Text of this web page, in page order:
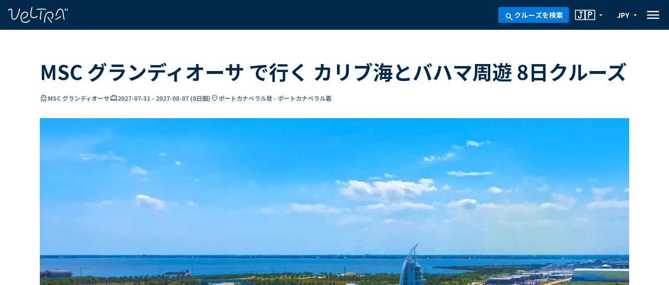
search クルーズを検索 arrow_drop_down
🇯🇵 arrow_drop_down
JPY menu
MSC グランディオーサ で行く カリブ海とバハマ周遊 8日クルーズ
directions_boatMSC グランディオーサcard_travel2027-07-31 - 2027-08-07 (8日間) location_onポートカナベラル発 - ポートカナベラル着